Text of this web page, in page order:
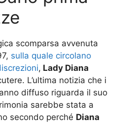
scomparsa avvenuta
sulla quale circolano
, Lady Diana
L’ultima notizia che i
diffuso riguarda il suo
sarebbe stata a
secondo perché Diana